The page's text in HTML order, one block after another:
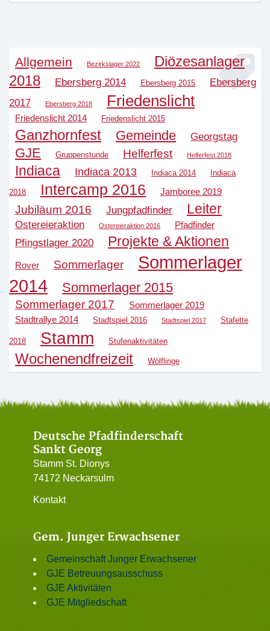
Allgemein Bezirkslager 2022
Diözesanlager
2018
Ebersberg 2014 Ebersberg 2015
Ebersberg
2017
Ebersberg 2018 Friedenslicht
Friedenslicht 2014 Friedenslicht 2015
Ganzhornfest Gemeinde Georgstag
GJE Gruppenstunde Helferfest Helferfest 2018
Indiaca Indiaca 2013 Indiaca 2014 Indiaca
2018 Intercamp 2016 Jamboree 2019
Jubiläum 2016 Jungpfadfinder Leiter
Ostereieraktion Ostereieraktion 2016 Pfadfinder
Pfingstlager 2020 Projekte & Aktionen
Rover Sommerlager
Sommerlager
2014
Sommerlager 2015
Sommerlager 2017
Sommerlager 2019
Stadtrallye 2014
Stadtspiel 2016 Stadtspiel 2017 Stafette
2018 Stamm Stufenaktivitäten
Wochenendfreizeit Wölflinge
Deutsche Pfadfinderschaft
Sankt Georg
Stamm St. Dionys
74172 Neckarsulm
Kontakt
Gem. Junger Erwachsener
Gemeinschaft Junger Erwachsener
GJE Betreuungsausschuss
GJE Aktivitäten
GJE Mitgliedschaft